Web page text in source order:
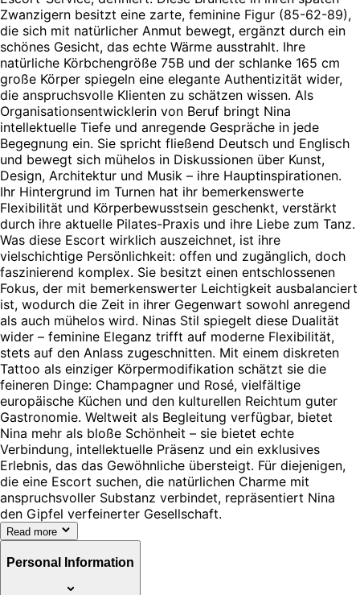
Zwanzigern besitzt eine zarte, feminine Figur (85-62-89),
die sich mit natürlicher Anmut bewegt, ergänzt durch ein
schönes Gesicht, das echte Wärme ausstrahlt. Ihre
natürliche Körbchengröße 75B und der schlanke 165 cm
große Körper spiegeln eine elegante Authentizität wider,
die anspruchsvolle Klienten zu schätzen wissen. Als
Organisationsentwicklerin von Beruf bringt Nina
intellektuelle Tiefe und anregende Gespräche in jede
Begegnung ein. Sie spricht fließend Deutsch und Englisch
und bewegt sich mühelos in Diskussionen über Kunst,
Design, Architektur und Musik – ihre Hauptinspirationen.
Ihr Hintergrund im Turnen hat ihr bemerkenswerte
Flexibilität und Körperbewusstsein geschenkt, verstärkt
durch ihre aktuelle Pilates-Praxis und ihre Liebe zum Tanz.
Was diese Escort wirklich auszeichnet, ist ihre
vielschichtige Persönlichkeit: offen und zugänglich, doch
faszinierend komplex. Sie besitzt einen entschlossenen
Fokus, der mit bemerkenswerter Leichtigkeit ausbalanciert
ist, wodurch die Zeit in ihrer Gegenwart sowohl anregend
als auch mühelos wird. Ninas Stil spiegelt diese Dualität
wider – feminine Eleganz trifft auf moderne Flexibilität,
stets auf den Anlass zugeschnitten. Mit einem diskreten
Tattoo als einziger Körpermodifikation schätzt sie die
feineren Dinge: Champagner und Rosé, vielfältige
europäische Küchen und den kulturellen Reichtum guter
Gastronomie. Weltweit als Begleitung verfügbar, bietet
Nina mehr als bloße Schönheit – sie bietet echte
Verbindung, intellektuelle Präsenz und ein exklusives
Erlebnis, das das Gewöhnliche übersteigt. Für diejenigen,
die eine Escort suchen, die natürlichen Charme mit
anspruchsvoller Substanz verbindet, repräsentiert Nina
den Gipfel verfeinerter Gesellschaft.
Read more
Personal Information